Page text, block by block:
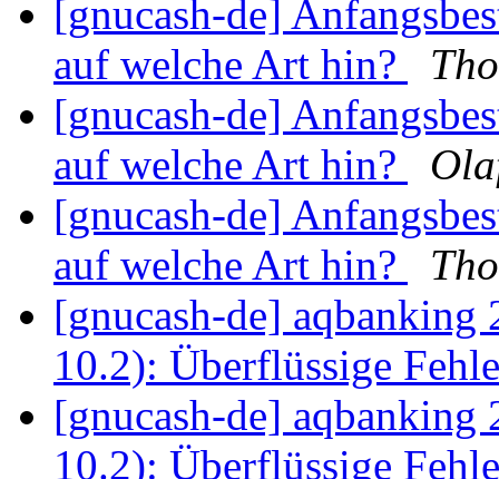
[gnucash-de]
auf welche Art hin?
[gnucash-de]
auf welche Art hin?
[gnucash-de]
auf welche Art hin?
[gnucash-de] aqbanking
10.2): Überflüssige
[gnucash-de] aqbanking
10.2): Überflüssige